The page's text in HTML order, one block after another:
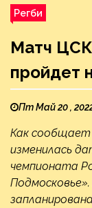
Регби
Матч
пройдет
Пт Май 20 ,
Как сообщает
изменилась
чемпионата